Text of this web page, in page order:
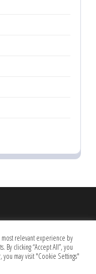
Edad
relevant experience by
clicking “Accept All”, you
may visit "Cookie Settings"